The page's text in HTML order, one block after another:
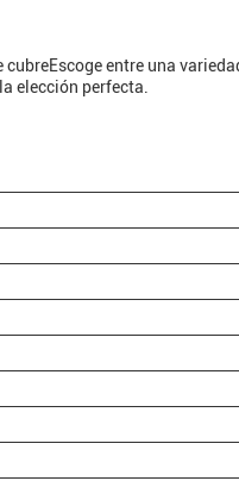
entre una
elección perfecta.